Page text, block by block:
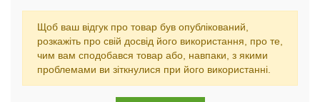
Щоб ваш відгук про товар був опублікований,
розкажіть про свій досвід його використання, про те,
чим вам сподобався товар або, навпаки, з якими
проблемами ви зіткнулися при його використанні.